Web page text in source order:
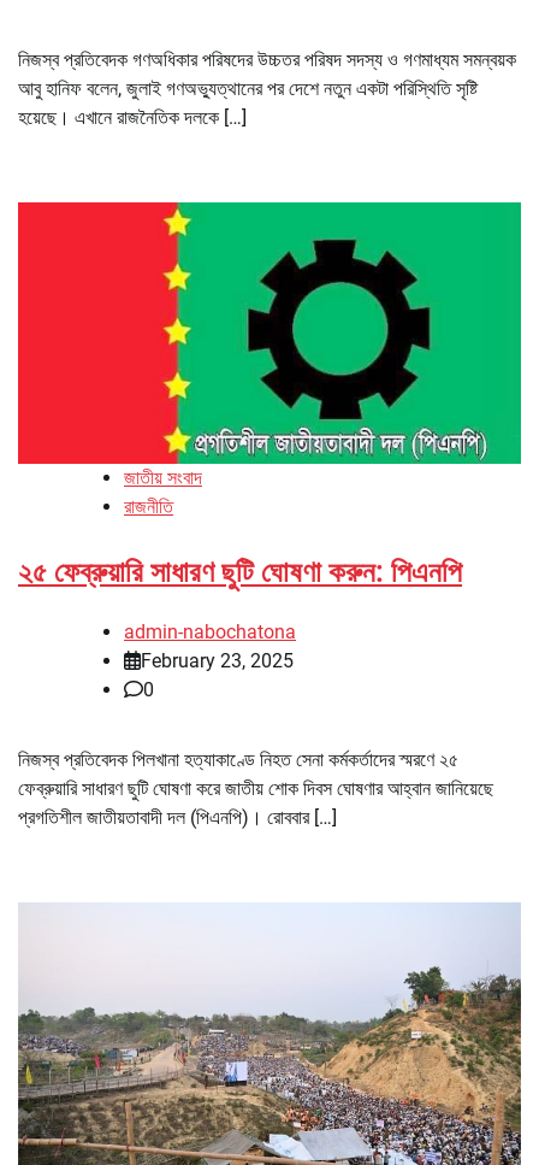
নিজস্ব প্রতিবেদক গণঅধিকার পরিষদের উচ্চতর পরিষদ সদস্য ও গণমাধ্যম সমন্বয়ক
আবু হানিফ বলেন, জুলাই গণঅভ্যুত্থানের পর দেশে নতুন একটা পরিস্থিতি সৃষ্টি
হয়েছে। এখানে রাজনৈতিক দলকে […]
জাতীয় সংবাদ
রাজনীতি
২৫ ফেব্রুয়ারি সাধারণ ছুটি ঘোষণা করুন: পিএনপি
admin-nabochatona
February 23, 2025
0
নিজস্ব প্রতিবেদক পিলখানা হত্যাকাণ্ডে নিহত সেনা কর্মকর্তাদের স্মরণে ২৫
ফেব্রুয়ারি সাধারণ ছুটি ঘোষণা করে জাতীয় শোক দিবস ঘোষণার আহ্বান জানিয়েছে
প্রগতিশীল জাতীয়তাবাদী দল (পিএনপি)। রোববার […]